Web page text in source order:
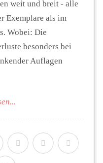
weit und breit - alle
Exemplare als im
Wobei: Die
besonders bei
Auflagen